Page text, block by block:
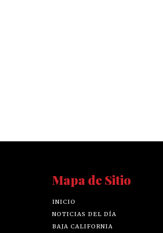
Mapa de Sitio
INICIO
NOTICIAS DEL DÍA
BAJA CALIFORNIA